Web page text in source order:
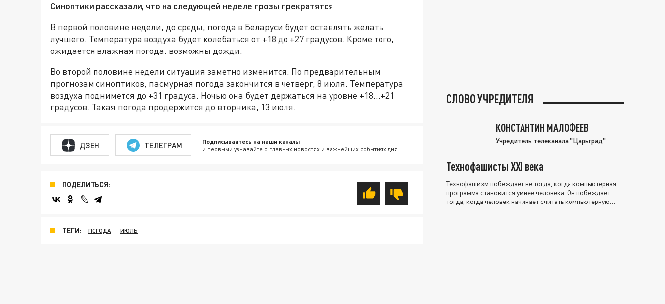
Синоптики рассказали, что на следующей неделе грозы прекратятся
В первой половине недели, до среды, погода в Беларуси будет оставлять желать
лучшего. Температура воздуха будет колебаться от +18 до +27 градусов. Кроме того,
ожидается влажная погода: возможны дожди.
Во второй половине недели ситуация заметно изменится. По предварительным
прогнозам синоптиков, пасмурная погода закончится в четверг, 8 июля. Температура
воздуха поднимется до +31 градуса. Ночью она будет держаться на уровне +18…+21
градусов. Такая погода продержится до вторника, 13 июля.
ДЗЕН ТЕЛЕГРАМ Подписывайтесь на наши каналы
и первыми узнавайте о главных новостях и важнейших событиях дня.
ПОДЕЛИТЬСЯ:
ТЕГИ: ПОГОДА ИЮЛЬ
СЛОВО УЧРЕДИТЕЛЯ
КОНСТАНТИН МАЛОФЕЕВ
Учредитель телеканала "Царьград"
Технофашисты XXI века
Технофашизм побеждает не тогда, когда компьютерная
программа становится умнее человека. Он побеждает
тогда, когда человек начинает считать компьютерную